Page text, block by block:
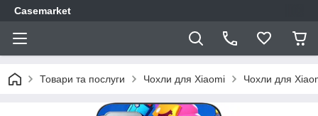
Casemarket
Товари та послуги Чохли для Xiaomi Чохли для